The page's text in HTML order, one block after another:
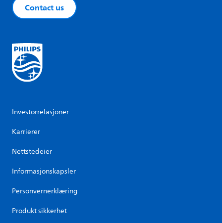
Contact us
Investorrelasjoner
Karrierer
Nettstedeier
Informasjonskapsler
Personvernerklæring
Produkt sikkerhet